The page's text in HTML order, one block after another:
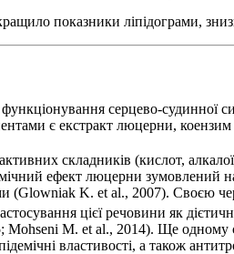
показники ліпідограми,
серцево-судинної
є екстракт люцерни, коензим
складників (кислот,
ефект люцерни зумовлений
(Glowniak K. et al., 2007). Своєю
цієї речовини як
Mohseni M. et al., 2014). Ще
властивості, а також